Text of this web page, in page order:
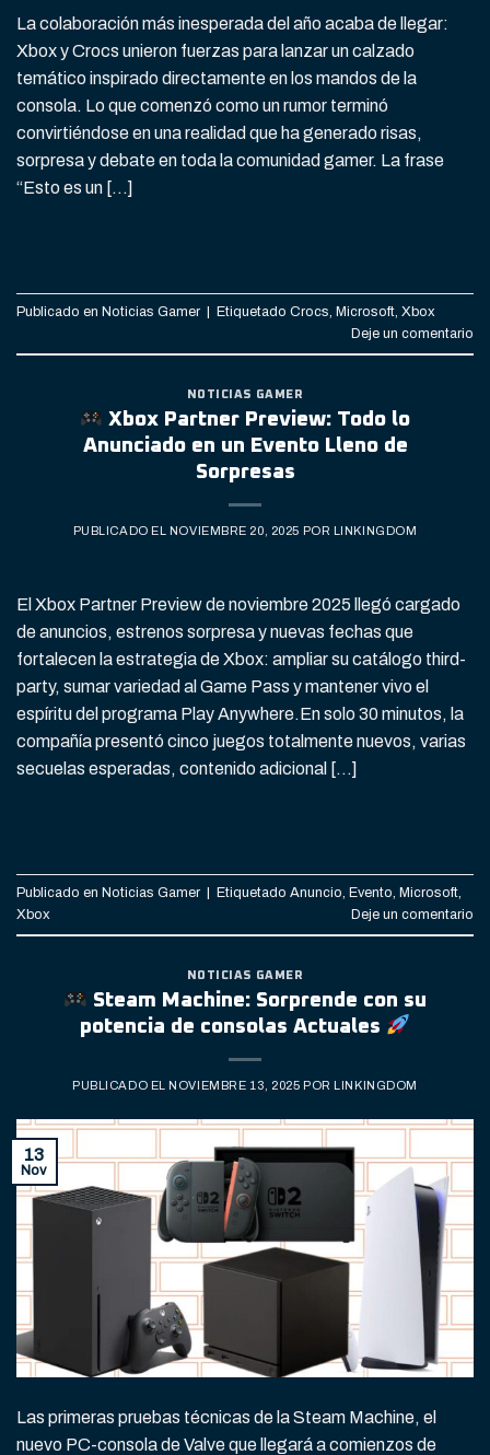
La colaboración más inesperada del año acaba de llegar:
Xbox y Crocs unieron fuerzas para lanzar un calzado
temático inspirado directamente en los mandos de la
consola. Lo que comenzó como un rumor terminó
convirtiéndose en una realidad que ha generado risas,
sorpresa y debate en toda la comunidad gamer. La frase
“Esto es un […]
Publicado en Noticias Gamer Etiquetado Crocs, Microsoft, Xbox
Deje un comentario
NOTICIAS GAMER
Xbox Partner Preview: Todo lo
Anunciado en un Evento Lleno de
Sorpresas
PUBLICADO EL NOVIEMBRE 20, 2025 POR LINKINGDOM
El Xbox Partner Preview de noviembre 2025 llegó cargado
de anuncios, estrenos sorpresa y nuevas fechas que
fortalecen la estrategia de Xbox: ampliar su catálogo third-
party, sumar variedad al Game Pass y mantener vivo el
espíritu del programa Play Anywhere.En solo 30 minutos, la
compañía presentó cinco juegos totalmente nuevos, varias
secuelas esperadas, contenido adicional […]
Publicado en Noticias Gamer Etiquetado Anuncio, Evento, Microsoft,
Xbox
Deje un comentario
NOTICIAS GAMER
Steam Machine: Sorprende con su
potencia de consolas Actuales
PUBLICADO EL NOVIEMBRE 13, 2025 POR LINKINGDOM
13
Nov
Las primeras pruebas técnicas de la Steam Machine, el
nuevo PC-consola de Valve que llegará a comienzos de